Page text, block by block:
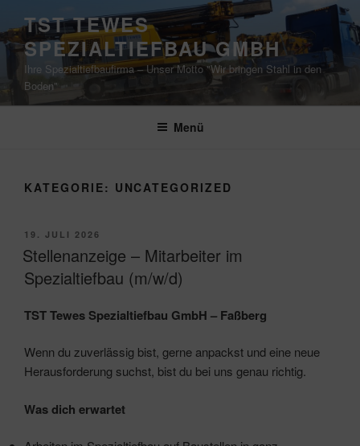
Inhalt
springen
TST TEWES
SPEZIALTIEFBAU GMBH
Ihre Spezialtiefbaufirma – Unser Motto "Wir bringen Stahl in den
Boden"
Menü
KATEGORIE: UNCATEGORIZED
VERÖFFENTLICHT
AM
19. JULI 2026
Stellenanzeige – Mitarbeiter im
Spezialtiefbau (m/w/d)
TST Tewes Spezialtiefbau GmbH – Faßberg
Wenn du zuverlässig bist, gerne anpackst und eine neue
Herausforderung suchst, bist du bei uns genau richtig.
Was dich erwartet